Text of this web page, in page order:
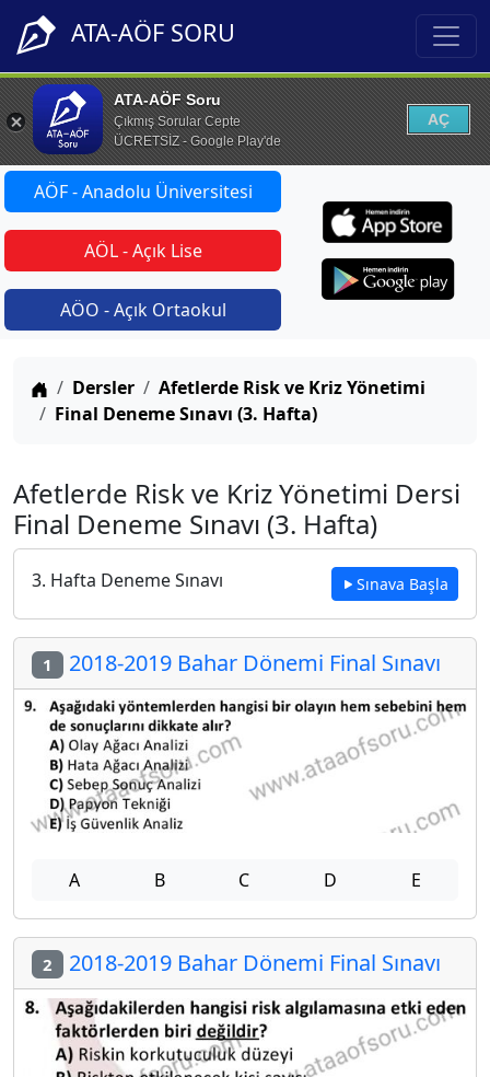
ATA-AÖF SORU
ATA-AÖF Soru
Çıkmış Sorular Cepte
ÜCRETSİZ - Google Play'de
AÇ
AÖF - Anadolu Üniversitesi
AÖL - Açık Lise
AÖO - Açık Ortaokul
Anasayfa
Dersler
Afetlerde Risk ve Kriz Yönetimi
Final Deneme Sınavı (3. Hafta)
Afetlerde Risk ve Kriz Yönetimi Dersi
Final Deneme Sınavı (3. Hafta)
3. Hafta Deneme Sınavı Sınava Başla
1 2018-2019 Bahar Dönemi Final Sınavı
A B C D E
2 2018-2019 Bahar Dönemi Final Sınavı